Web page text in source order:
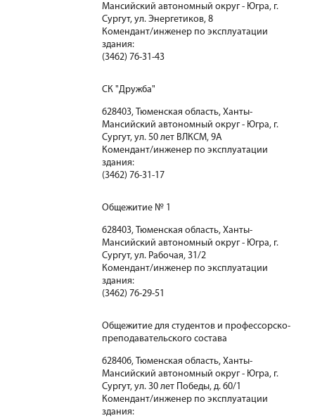
Мансийский автономный округ - Югра, г.
Сургут, ул. Энергетиков, 8
Комендант/инженер по эксплуатации
здания:
(3462) 76-31-43
СК "Дружба"
628403, Тюменская область, Ханты-
Мансийский автономный округ - Югра, г.
Сургут, ул. 50 лет ВЛКСМ, 9А
Комендант/инженер по эксплуатации
здания:
(3462) 76-31-17
Общежитие № 1
628403, Тюменская область, Ханты-
Мансийский автономный округ - Югра, г.
Сургут, ул. Рабочая, 31/2
Комендант/инженер по эксплуатации
здания:
(3462) 76-29-51
Общежитие для студентов и профессорско-
преподавательского состава
628406, Тюменская область, Ханты-
Мансийский автономный округ - Югра, г.
Сургут, ул. 30 лет Победы, д. 60/1
Комендант/инженер по эксплуатации
здания: